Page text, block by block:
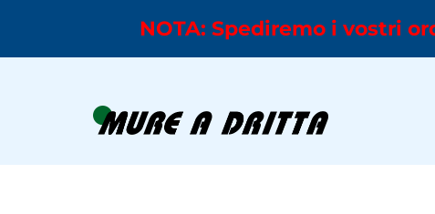
NOTA: Spediremo i vostri